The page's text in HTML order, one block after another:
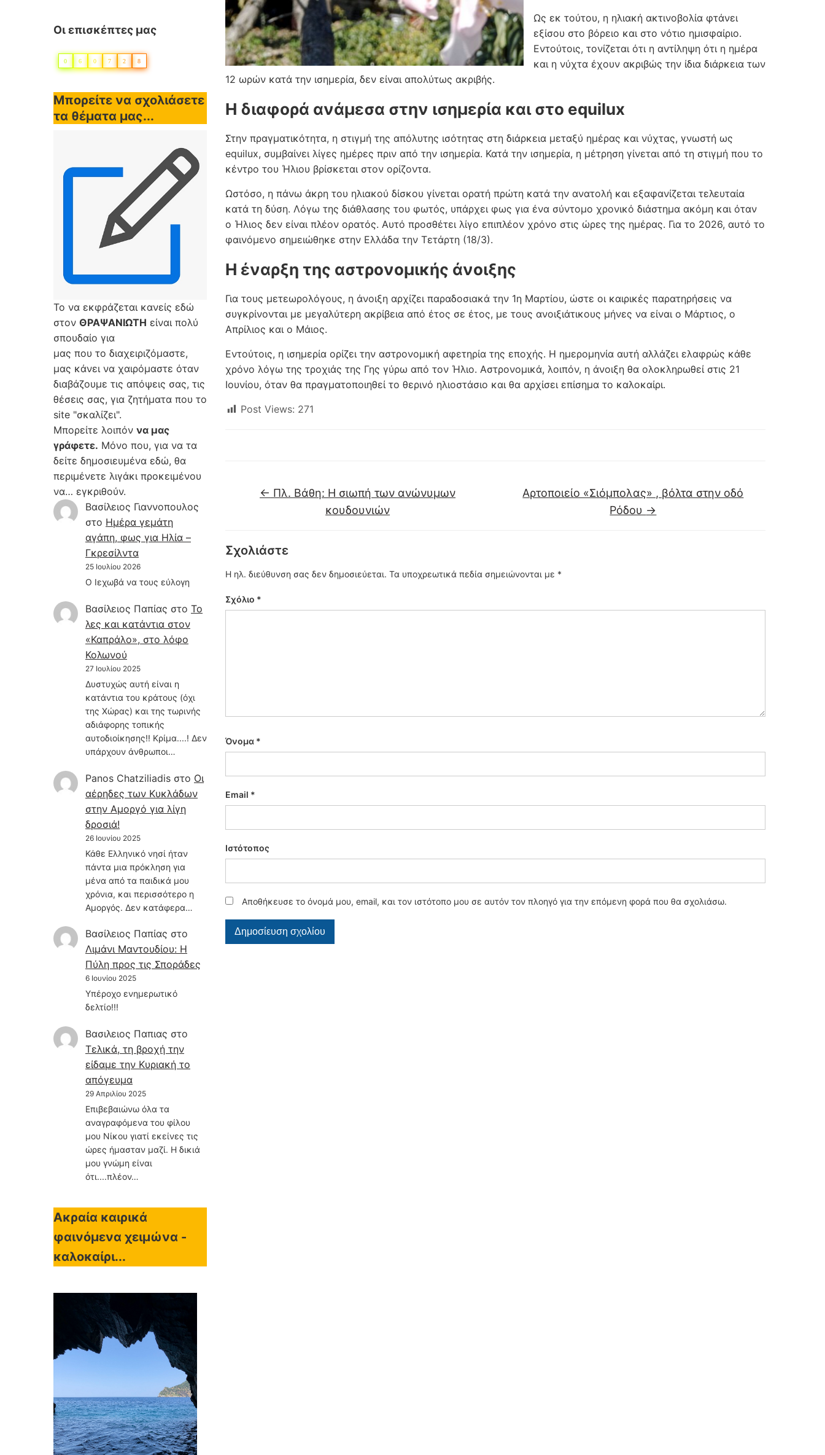
Οι επισκέπτες μας
0 6 0 7 2 8
Μπορείτε να σχολιάσετε
τα θέματα μας...
Το να εκφράζεται κανείς εδώ
στον ΘΡΑΨΑΝΙΩΤΗ είναι πολύ
σπουδαίο για
μας που το διαχειριζόμαστε,
μας κάνει να χαιρόμαστε όταν
διαβάζουμε τις απόψεις σας, τις
θέσεις σας, για ζητήματα που το
site "σκαλίζει".
Μπορείτε λοιπόν να μας
γράφετε. Μόνο που, για να τα
δείτε δημοσιευμένα εδώ, θα
περιμένετε λιγάκι προκειμένου
να… εγκριθούν.
Βασίλειος Γιαννοπουλος
στο Hμέρα γεμάτη
αγάπη, φως για Ηλία –
Γκρεσίλντα
25 Ιουλίου 2026
Ο Ιεχωβά να τους εύλογη
Βασίλειος Παπίας στο Το
λες και κατάντια στον
«Καπράλο», στο λόφο
Κολωνού
27 Ιουλίου 2025
Δυστυχώς αυτή είναι η
κατάντια του κράτους (όχι
της Χώρας) και της τωρινής
αδιάφορης τοπικής
αυτοδιοίκησης!! Κρίμα....! Δεν
υπάρχουν άνθρωποι…
Panos Chatziliadis στο Οι
αέρηδες των Κυκλάδων
στην Αμοργό για λίγη
δροσιά!
26 Ιουνίου 2025
Κάθε Ελληνικό νησί ήταν
πάντα μια πρόκληση για
μένα από τα παιδικά μου
χρόνια, και περισσότερο η
Αμοργός. Δεν κατάφερα…
Βασίλειος Παπίας στο
Λιμάνι Μαντουδίου: Η
Πύλη προς τις Σποράδες
6 Ιουνίου 2025
Υπέροχο ενημερωτικό
δελτίο!!!
Βασιλειος Παπιας στο
Τελικά, τη βροχή την
είδαμε την Κυριακή το
απόγευμα
29 Απριλίου 2025
Επιβεβαιώνω όλα τα
αναγραφόμενα του φίλου
μου Νίκου γιατί εκείνες τις
ώρες ήμασταν μαζί. Η δικιά
μου γνώμη είναι
ότι....πλέον…
Ακραία καιρικά
φαινόμενα χειμώνα -
καλοκαίρι...
Ως εκ τούτου, η ηλιακή ακτινοβολία φτάνει
εξίσου στο βόρειο και στο νότιο ημισφαίριο.
Εντούτοις, τονίζεται ότι η αντίληψη ότι η ημέρα
και η νύχτα έχουν ακριβώς την ίδια διάρκεια των
12 ωρών κατά την ισημερία, δεν είναι απολύτως ακριβής.
Η διαφορά ανάμεσα στην ισημερία και στο equilux
Στην πραγματικότητα, η στιγμή της απόλυτης ισότητας στη διάρκεια μεταξύ ημέρας και νύχτας, γνωστή ως
equilux, συμβαίνει λίγες ημέρες πριν από την ισημερία. Κατά την ισημερία, η μέτρηση γίνεται από τη στιγμή που το
κέντρο του Ήλιου βρίσκεται στον ορίζοντα.
Ωστόσο, η πάνω άκρη του ηλιακού δίσκου γίνεται ορατή πρώτη κατά την ανατολή και εξαφανίζεται τελευταία
κατά τη δύση. Λόγω της διάθλασης του φωτός, υπάρχει φως για ένα σύντομο χρονικό διάστημα ακόμη και όταν
ο Ήλιος δεν είναι πλέον ορατός. Αυτό προσθέτει λίγο επιπλέον χρόνο στις ώρες της ημέρας. Για το 2026, αυτό το
φαινόμενο σημειώθηκε στην Ελλάδα την Τετάρτη (18/3).
Η έναρξη της αστρονομικής άνοιξης
Για τους μετεωρολόγους, η άνοιξη αρχίζει παραδοσιακά την 1η Μαρτίου, ώστε οι καιρικές παρατηρήσεις να
συγκρίνονται με μεγαλύτερη ακρίβεια από έτος σε έτος, με τους ανοιξιάτικους μήνες να είναι ο Μάρτιος, ο
Απρίλιος και ο Μάιος.
Εντούτοις, η ισημερία ορίζει την αστρονομική αφετηρία της εποχής. Η ημερομηνία αυτή αλλάζει ελαφρώς κάθε
χρόνο λόγω της τροχιάς της Γης γύρω από τον Ήλιο. Αστρονομικά, λοιπόν, η άνοιξη θα ολοκληρωθεί στις 21
Ιουνίου, όταν θα πραγματοποιηθεί το θερινό ηλιοστάσιο και θα αρχίσει επίσημα το καλοκαίρι.
Post Views: 271
← Πλ. Βάθη: Η σιωπή των ανώνυμων
κουδουνιών
Αρτοποιείο «Σιόμπολας» , βόλτα στην οδό
Ρόδου →
Σχολιάστε
Η ηλ. διεύθυνση σας δεν δημοσιεύεται. Τα υποχρεωτικά πεδία σημειώνονται με *
Σχόλιο *
Όνομα *
Email *
Ιστότοπος
Αποθήκευσε το όνομά μου, email, και τον ιστότοπο μου σε αυτόν τον πλοηγό για την επόμενη φορά που θα σχολιάσω.